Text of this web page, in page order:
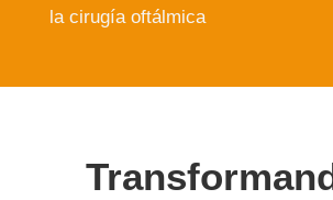
la cirugía oftálmica